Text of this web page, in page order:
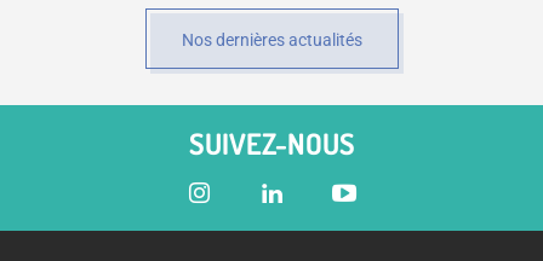
Nos dernières actualités
SUIVEZ-NOUS